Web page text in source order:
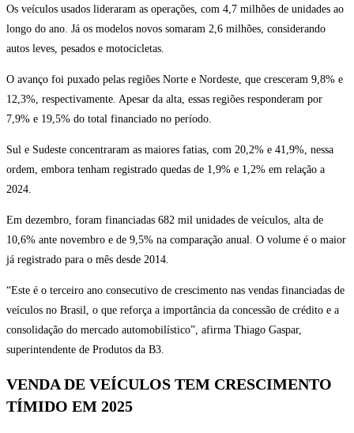
Os veículos usados lideraram as operações, com 4,7 milhões de unidades ao
longo do ano. Já os modelos novos somaram 2,6 milhões, considerando
autos leves, pesados e motocicletas.
O avanço foi puxado pelas regiões Norte e Nordeste, que cresceram 9,8% e
12,3%, respectivamente. Apesar da alta, essas regiões responderam por
7,9% e 19,5% do total financiado no período.
Sul e Sudeste concentraram as maiores fatias, com 20,2% e 41,9%, nessa
ordem, embora tenham registrado quedas de 1,9% e 1,2% em relação a
2024.
Em dezembro, foram financiadas 682 mil unidades de veículos, alta de
10,6% ante novembro e de 9,5% na comparação anual. O volume é o maior
já registrado para o mês desde 2014.
“Este é o terceiro ano consecutivo de crescimento nas vendas financiadas de
veículos no Brasil, o que reforça a importância da concessão de crédito e a
consolidação do mercado automobilístico”, afirma Thiago Gaspar,
superintendente de Produtos da B3.
VENDA DE VEÍCULOS TEM CRESCIMENTO
TÍMIDO EM 2025